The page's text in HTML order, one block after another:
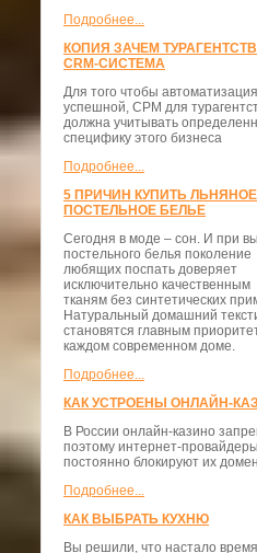
Подробнее...
КОПИЯ ЗАЧЕМ
CRM-СИСТЕМА
Для того чтобы
успешной, СРМ для
должна учитывать
специфику этого бизнеса
Подробнее...
5 ПРИЧИН КУПИТЬ ЛЬНЯНОЕ
ПОСТЕЛЬНОЕ БЕЛЬЕ
Сегодня в моде – сон. И при
постельного белья поколение
любящих поспать доверяет
исключительно качественным
тканям без синтетических
Натуральный домашний
становятся главным
каждом современном доме.
Подробнее...
КАК УСТРОЕНЫ ОНЛАЙН-
В России онлайн-казино
поэтому интернет-провайдеры
постоянно блокируют их
Подробнее...
КАК ВЫБРАТЬ КУХНЮ
Вы решили, что настало время